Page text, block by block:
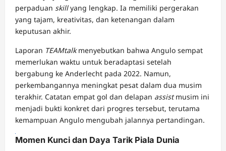
perpaduan skillyang lengkap. Ia memiliki pergerakan
yang tajam, kreativitas, dan ketenangan dalam
keputusan akhir.
Laporan TEAMtalkmenyebutkan bahwa Angulo sempat
memerlukan waktu untuk beradaptasi setelah
bergabung ke Anderlecht pada 2022. Namun,
perkembangannya meningkat pesat dalam dua musim
terakhir. Catatan empat gol dan delapan assistmusim ini
menjadi bukti konkret dari progres tersebut, terutama
kemampuan Angulo mengubah jalannya pertandingan.
Naga303
Momen Kunci dan Daya Tarik Piala Dunia